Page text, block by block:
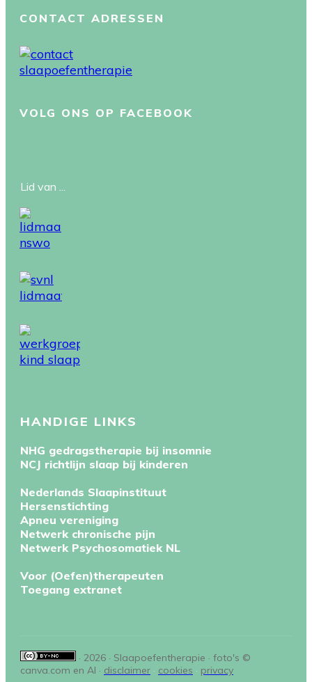
CONTACT ADRESSEN
VOLG ONS OP FACEBOOK
Lid van ...
HANDIGE LINKS
NHG gedragstherapie bij insomnie
NCJ richtlijn slaap bij kinderen
Nederlands Slaapinstituut
Hersenstichting
Apneu vereniging
Netwerk chronische pijn
Netwerk Psychosomatiek NL
Voor (Oefen)therapeuten
Toegang extranet
· 2026 · Slaapoefentherapie · foto's ©
canva.com en AI · disclaimer · cookies · privacy